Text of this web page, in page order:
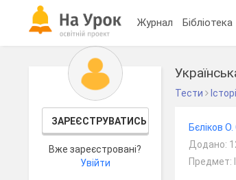
Журнал Бібліотека
ЗАРЕЄСТРУВАТИСЬ
Вже зареєстровані?
Увійти
Тести
Бєліков О.
Додано:
Предмет: